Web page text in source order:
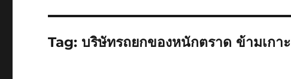
Tag:บริษัทรถยกของหนักตราด ข้ามเกาะ